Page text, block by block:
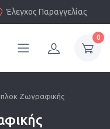
Έλεγχος Παραγγελίας
0
Ζωγραφικής